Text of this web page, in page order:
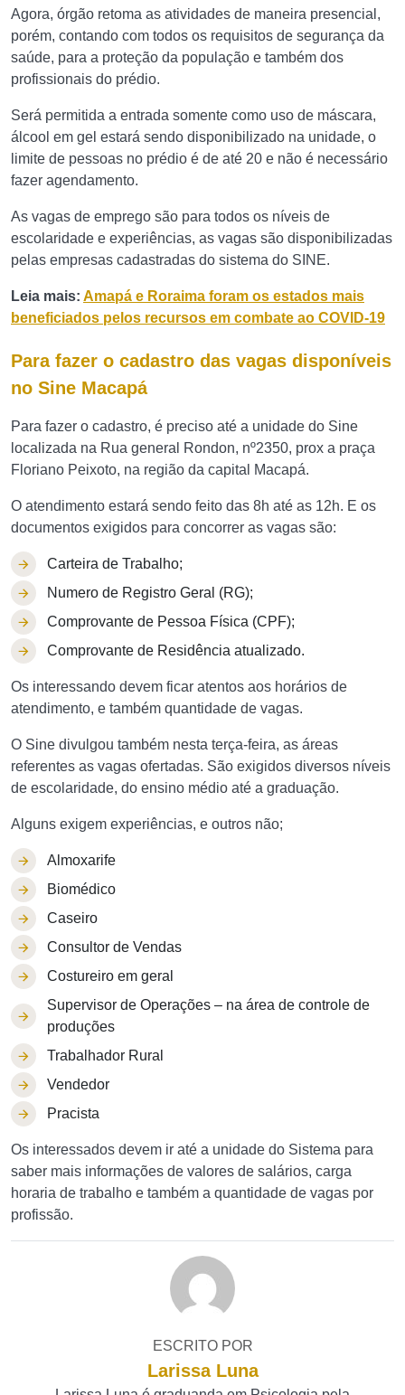
Agora, órgão retoma as atividades de maneira presencial,
porém, contando com todos os requisitos de segurança da
saúde, para a proteção da população e também dos
profissionais do prédio.
Será permitida a entrada somente como uso de máscara,
álcool em gel estará sendo disponibilizado na unidade, o
limite de pessoas no prédio é de até 20 e não é necessário
fazer agendamento.
As vagas de emprego são para todos os níveis de
escolaridade e experiências, as vagas são disponibilizadas
pelas empresas cadastradas do sistema do SINE.
Leia mais: Amapá e Roraima foram os estados mais
beneficiados pelos recursos em combate ao COVID-19
Para fazer o cadastro das vagas disponíveis
no Sine Macapá
Para fazer o cadastro, é preciso até a unidade do Sine
localizada na Rua general Rondon, nº2350, prox a praça
Floriano Peixoto, na região da capital Macapá.
O atendimento estará sendo feito das 8h até as 12h. E os
documentos exigidos para concorrer as vagas são:
Carteira de Trabalho;
Numero de Registro Geral (RG);
Comprovante de Pessoa Física (CPF);
Comprovante de Residência atualizado.
Os interessando devem ficar atentos aos horários de
atendimento, e também quantidade de vagas.
O Sine divulgou também nesta terça-feira, as áreas
referentes as vagas ofertadas. São exigidos diversos níveis
de escolaridade, do ensino médio até a graduação.
Alguns exigem experiências, e outros não;
Almoxarife
Biomédico
Caseiro
Consultor de Vendas
Costureiro em geral
Supervisor de Operações – na área de controle de
produções
Trabalhador Rural
Vendedor
Pracista
Os interessados devem ir até a unidade do Sistema para
saber mais informações de valores de salários, carga
horaria de trabalho e também a quantidade de vagas por
profissão.
ESCRITO POR
Larissa Luna